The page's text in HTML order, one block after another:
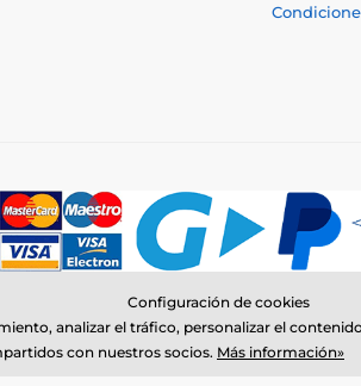
www.electro-collares.es ⦁ Tienda electrónica
Configuración de cookies
analizar el tráfico, personalizar el
con nuestros socios. Más información»